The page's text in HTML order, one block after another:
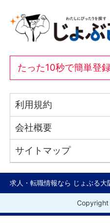
たった10秒で簡単登録
利用規約
会社概要
サイトマップ
求人・転職情報なら じょぶる大
Copyright